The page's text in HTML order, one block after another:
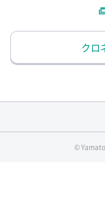
クロ
©